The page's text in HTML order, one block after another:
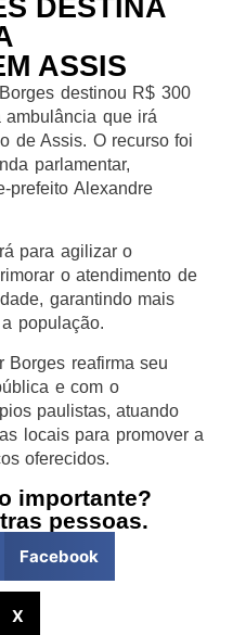
DESTINA
ASSIS
destinou R$ 300
que irá
de Assis. O recurso foi
parlamentar,
prefeito Alexandre
para agilizar o
o atendimento de
garantindo mais
população.
Borges reafirma seu
e com o
paulistas, atuando
locais para promover a
oferecidos.
importante?
pessoas.
Facebook
X